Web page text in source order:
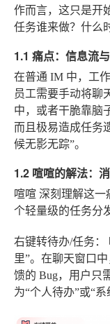
作而言，这只是开
任务谁来做？什么
1.1 痛点：信息流
在普通 IM 中，工
员工需要手动将聊
中，或者干脆靠脑
而且极易造成任务
候无影无踪”。
1.2 喧喧的解法：
喧喧 深刻理解这一
个轻量级的任务分
右键转待办/任务：
里”。在聊天窗口
馈的 Bug，用户只
为“个人待办”或“系